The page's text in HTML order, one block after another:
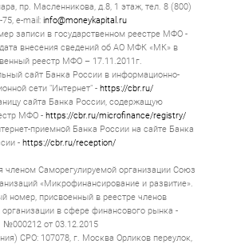
пр. Масленникова, д.8, 1 этаж, тел. 8 (800)
75, e-mail: info@moneykapital.ru
записи в государственном реестре МФО -
внесения сведений об АО МФК «МК» в
реестр МФО – 17.11.2011г.
сайт Банка России в информационно-
сети "Интернет" - https://cbr.ru/
сайта Банка России, содержащую
МФО - https://cbr.ru/microfinance/registry/
приемной Банка России на сайте Банка
- https://cbr.ru/reception/
Саморегулируемой организации Союз
«Микрофинансирование и развитие».
номер, присвоенный в реестре членов
в сфере финансового рынка -
№000212 от 03.12.2015
СРО: 107078, г. Москва Орликов переулок,